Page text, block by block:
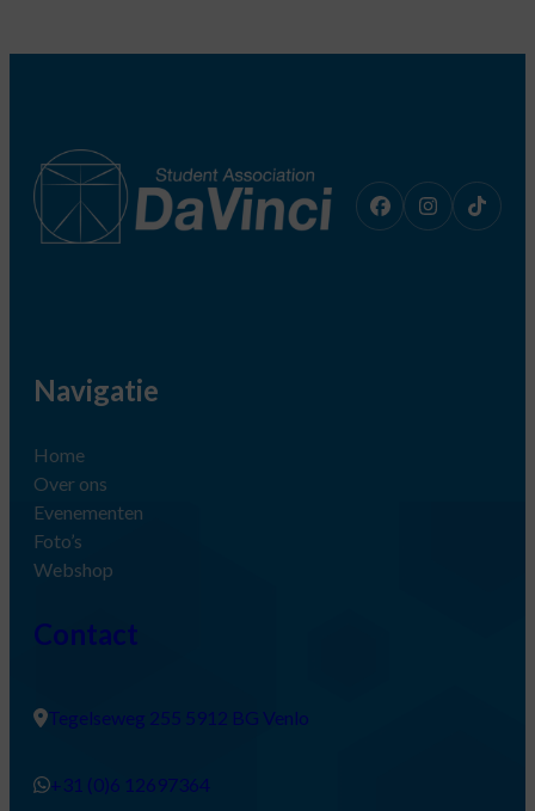
Navigatie
Home
Over ons
Evenementen
Foto’s
Webshop
Contact
Tegelseweg 255 5912 BG Venlo
+31 (0)6 12697364